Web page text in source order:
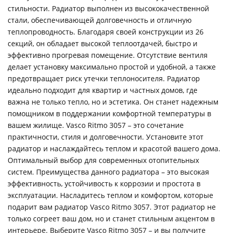
стильности. Радиатор выполнен из высококачественной
стали, обеспечивающей долговечность и отличную
теплопроводность. Благодаря своей конструкции из 26
секций, он обладает высокой теплоотдачей, быстро и
эффективно прогревая помещение. Отсутствие вентиля
делает установку максимально простой и удобной, а также
предотвращает риск утечки теплоносителя. Радиатор
идеально подходит для квартир и частных домов, где
важна не только тепло, но и эстетика. Он станет надежным
помощником в поддержании комфортной температуры в
вашем жилище. Vasco Ritmo 3057 – это сочетание
практичности, стиля и долговечности. Установите этот
радиатор и наслаждайтесь теплом и красотой вашего дома.
Оптимальный выбор для современных отопительных
систем. Преимущества данного радиатора – это высокая
эффективность, устойчивость к коррозии и простота в
эксплуатации. Насладитесь теплом и комфортом, которые
подарит вам радиатор Vasco Ritmo 3057. Этот радиатор не
только согреет ваш дом, но и станет стильным акцентом в
интерьере. Выберите Vasco Ritmo 3057 – и вы получите